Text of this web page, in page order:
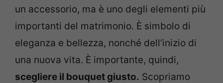
un accessorio, ma è uno degli elementi più
importanti del matrimonio. È simbolo di
eleganza e bellezza, nonché dell’inizio di
una nuova vita. È importante, quindi,
scegliere il bouquet giusto. Scopriamo